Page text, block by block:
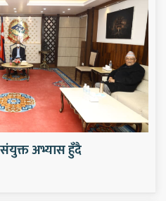
अभ्यास हुँदै